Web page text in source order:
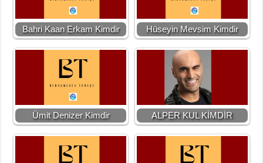
Bahri Kaan Erkam Kimdir Hüseyin Mevsim Kimdir
Ümit Denizer Kimdir ALPER KUL KİMDİR